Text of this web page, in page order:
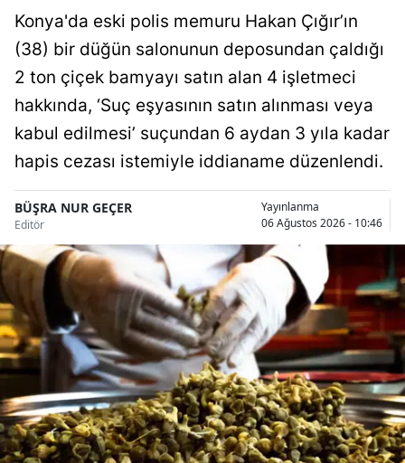
Rize
Sakarya
Samsun
Siirt
Sinop
Sivas
Tokat
Trabzon
Tunceli
Şanlıurfa
Uşak
Van
Konya'da eski polis memuru Hakan Çığır’ın
(38) bir düğün salonunun deposundan çaldığı
2 ton çiçek bamyayı satın alan 4 işletmeci
hakkında, ‘Suç eşyasının satın alınması veya
kabul edilmesi’ suçundan 6 aydan 3 yıla kadar
hapis cezası istemiyle iddianame düzenlendi.
BÜŞRA NUR GEÇER
Editör
Yayınlanma
06 Ağustos 2026 - 10:46